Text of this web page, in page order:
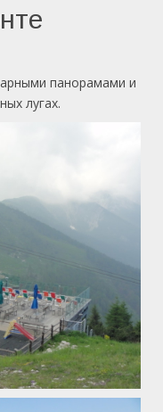
панорамами и
лугах.